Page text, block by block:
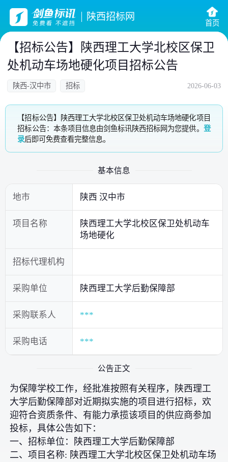
陕西招标网
首页
【招标公告】陕西理工大学北校区保卫
处机动车场地硬化项目招标公告
陕西-汉中市 招标 2026-06-03
【招标公告】陕西理工大学北校区保卫处机动车场地硬化项目
招标公告：本条项目信息由剑鱼标讯陕西招标网为您提供。 登
录后即可免费查看完整信息。
基本信息
地市 陕西 汉中市
项目名称
陕西理工大学北校区保卫处机动车
场地硬化
招标代理机构
采购单位 陕西理工大学后勤保障部
采购联系人 ***
采购电话 ***
公告正文
为保障学校工作，经批准按照有关程序，陕西理工
大学后勤保障部对近期拟实施的项目进行招标，欢
迎符合资质条件、有能力承揽该项目的供应商参加
投标，具体公告如下：
一、招标单位：陕西理工大学后勤保障部
二、项目名称: 陕西理工大学北校区保卫处机动车场